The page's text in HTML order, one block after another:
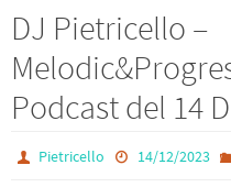
DJ Pietricello –
Podcast del 14
Pietricello 14/12/2023